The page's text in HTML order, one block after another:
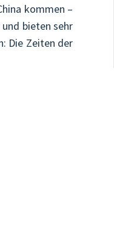
kommen –
bieten sehr
Die Zeiten der